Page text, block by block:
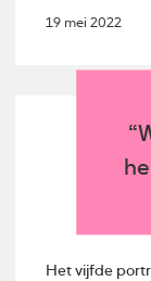
19 mei 2022
Het vijfde